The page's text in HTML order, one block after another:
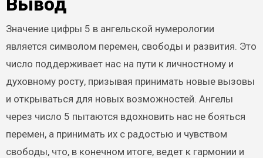
Значение цифры 5 в ангельской нумерологии
является символом перемен, свободы и развития. Это
число поддерживает нас на пути к личностному и
духовному росту, призывая принимать новые вызовы
и открываться для новых возможностей. Ангелы
через число 5 пытаются вдохновить нас не бояться
перемен, а принимать их с радостью и чувством
свободы, что, в конечном итоге, ведет к гармонии и